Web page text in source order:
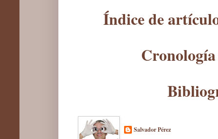
Índice de
Salvador Pérez